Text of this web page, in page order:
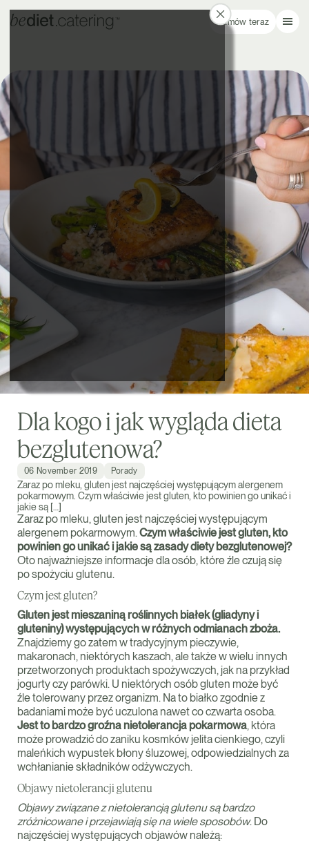
Zamów teraz
Dla kogo i jak wygląda dieta
bezglutenowa?
06 November 2019 Porady
Zaraz po mleku, gluten jest najczęściej występującym alergenem
pokarmowym. Czym właściwie jest gluten, kto powinien go unikać i
jakie są […]
Zaraz po mleku, gluten jest najczęściej występującym
alergenem pokarmowym.Czym właściwie jest gluten, kto
powinien go unikać ijakie są zasady diety bezglutenowej?
Oto najważniejsze informacje dla osób, które źle czują się
po spożyciu glutenu.
Czym jest gluten?
Gluten jest mieszaniną roślinnych białek (gliadyny i
gluteniny) występujących w różnych odmianach zboża.
Znajdziemy go zatem w tradycyjnym pieczywie,
makaronach, niektórych kaszach, ale także w wielu innych
przetworzonych produktach spożywczych, jak na przykład
jogurty czy parówki. U niektórych osób gluten może być
źle tolerowany przez organizm. Na to białko zgodnie z
badaniami może być uczulona nawet co czwarta osoba.
Jest to bardzo groźna nietolerancja pokarmowa, która
może prowadzić do zaniku kosmków jelita cienkiego, czyli
maleńkich wypustek błony śluzowej, odpowiedzialnych za
wchłanianie składników odżywczych.
Objawy nietolerancji glutenu
Objawy związane z nietolerancją glutenu są bardzo
zróżnicowane i przejawiają się na wiele sposobów. Do
najczęściej występujących objawów należą: